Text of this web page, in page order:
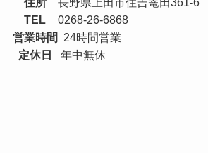
TEL
0268-26-6868
営業時間
24時間営業
定休日
年中無休